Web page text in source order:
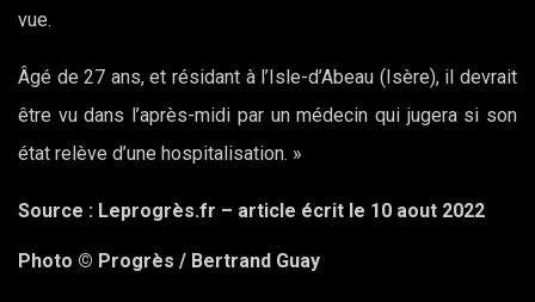
vue.
Âgé de 27 ans, et résidant à l’Isle-d’Abeau (Isère), il devrait
être vu dans l’après-midi par un médecin qui jugera si son
état relève d’une hospitalisation. »
Source : Leprogrès.fr – article écrit le 10 aout 2022
Photo © Progrès / Bertrand Guay